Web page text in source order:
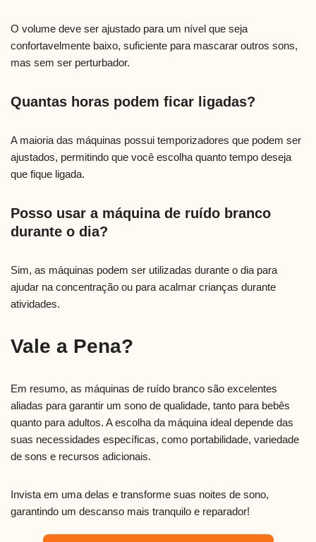
O volume deve ser ajustado para um nível que seja
confortavelmente baixo, suficiente para mascarar outros sons,
mas sem ser perturbador.
Quantas horas podem ficar ligadas?
A maioria das máquinas possui temporizadores que podem ser
ajustados, permitindo que você escolha quanto tempo deseja
que fique ligada.
Posso usar a máquina de ruído branco
durante o dia?
Sim, as máquinas podem ser utilizadas durante o dia para
ajudar na concentração ou para acalmar crianças durante
atividades.
Vale a Pena?
Em resumo, as máquinas de ruído branco são excelentes
aliadas para garantir um sono de qualidade, tanto para bebês
quanto para adultos. A escolha da máquina ideal depende das
suas necessidades específicas, como portabilidade, variedade
de sons e recursos adicionais.
Invista em uma delas e transforme suas noites de sono,
garantindo um descanso mais tranquilo e reparador!